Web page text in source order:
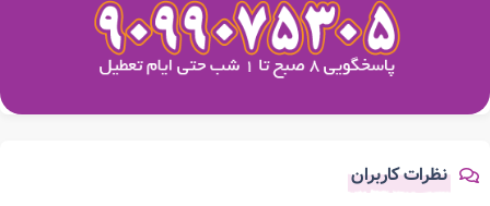
نظرات کاربران